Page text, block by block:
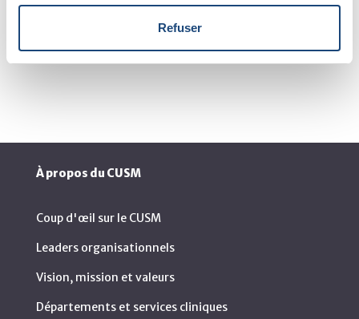
Refuser
mes soins personnels. C’est une journée de spa à la
maison, en quelque sorte.
À propos du CUSM
Coup d'œil sur le CUSM
Leaders organisationnels
Vision, mission et valeurs
Départements et services cliniques